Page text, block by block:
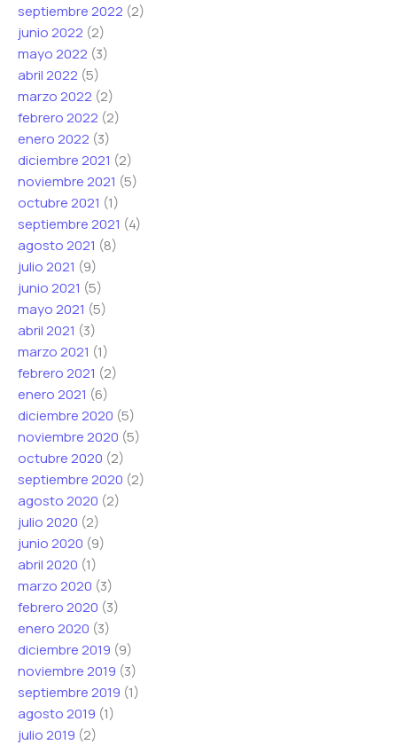
septiembre 2022 (2)
junio 2022 (2)
mayo 2022 (3)
abril 2022 (5)
marzo 2022 (2)
febrero 2022 (2)
enero 2022 (3)
diciembre 2021 (2)
noviembre 2021 (5)
octubre 2021 (1)
septiembre 2021 (4)
agosto 2021 (8)
julio 2021 (9)
junio 2021 (5)
mayo 2021 (5)
abril 2021 (3)
marzo 2021 (1)
febrero 2021 (2)
enero 2021 (6)
diciembre 2020 (5)
noviembre 2020 (5)
octubre 2020 (2)
septiembre 2020 (2)
agosto 2020 (2)
julio 2020 (2)
junio 2020 (9)
abril 2020 (1)
marzo 2020 (3)
febrero 2020 (3)
enero 2020 (3)
diciembre 2019 (9)
noviembre 2019 (3)
septiembre 2019 (1)
agosto 2019 (1)
julio 2019 (2)